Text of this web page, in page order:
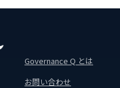
Governance Q とは
お問い合わせ